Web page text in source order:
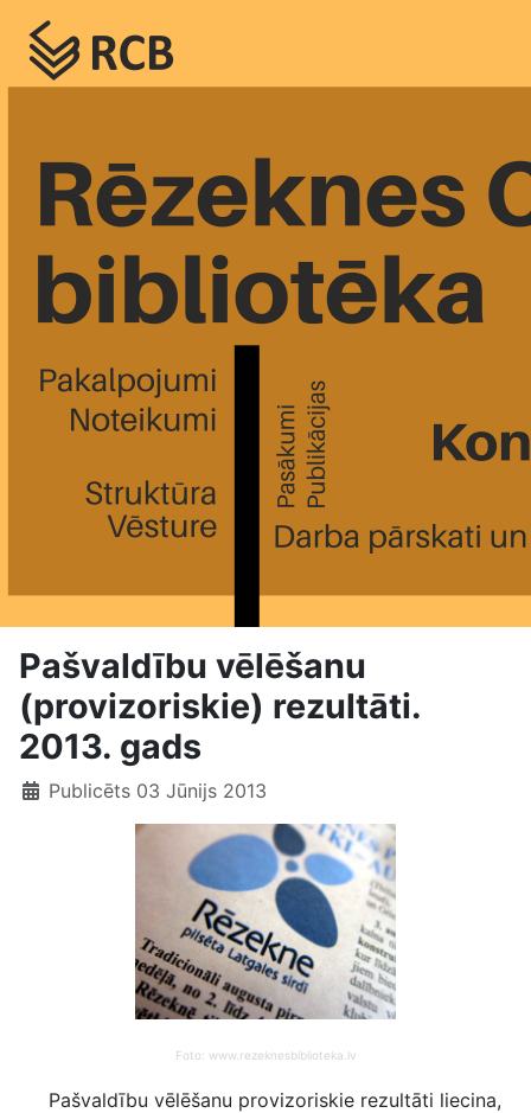
Pašvaldību vēlēšanu
(provizoriskie) rezultāti.
2013. gads
Publicēts 03 Jūnijs 2013
Foto: www.rezeknesbiblioteka.lv
Pašvaldību vēlēšanu provizoriskie rezultāti liecina,